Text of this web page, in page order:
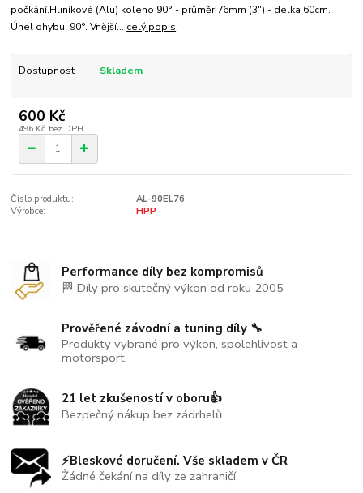
počkání.Hliníkové (Alu) koleno 90° - průměr 76mm (3") - délka 60cm.
Úhel ohybu: 90°. Vnější... celý popis
Dostupnost Skladem
600 Kč
496 Kč bez DPH
Číslo produktu:
AL-90EL76
Výrobce:
HPP
Performance díly bez kompromisů
🏁 Díly pro skutečný výkon od roku 2005
Prověřené závodní a tuning díly 🔧
Produkty vybrané pro výkon, spolehlivost a
motorsport.
21 let zkušeností v oboru👍
Bezpečný nákup bez zádrhelů
⚡Bleskové doručení. Vše skladem v ČR
Žádné čekání na díly ze zahraničí.